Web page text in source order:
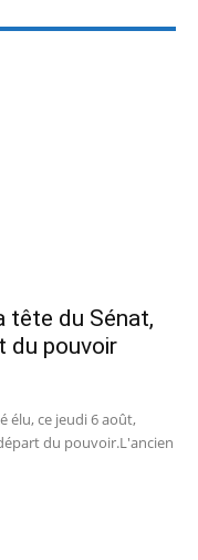
tête du Sénat,
du pouvoir
élu, ce jeudi 6 août,
du pouvoir.L'ancien